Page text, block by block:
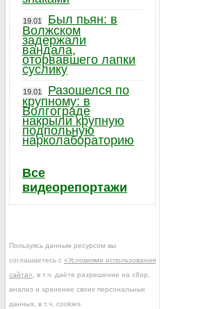
19.01
Был пьян: в
Волжском
задержали
вандала,
оторвавшего лапки
суслику
19.01
Разошелся по
крупному: в
Волгограде
накрыли крупную
подпольную
нарколабораторию
Все
видеорепортажи
Пользуясь данным ресурсом вы
соглашаетесь с «Условиями использования
сайта» , в т.ч. даёте разрешение на сбор,
анализ и хранение своих персональных
данных, в т.ч. cookies.